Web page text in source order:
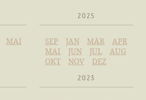
MAI
2025
SEP JAN MÄR
APR
MAI
JUN JUL
AUG
OKT
NOV DEZ
2023